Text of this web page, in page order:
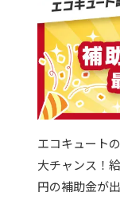
エコキュート
大チャンス！
円の補助金が